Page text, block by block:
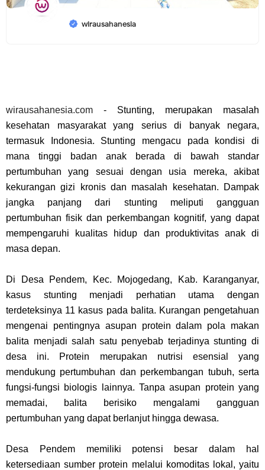
wirausahanesia
wirausahanesia.com - Stunting, merupakan masalah
kesehatan masyarakat yang serius di banyak negara,
termasuk Indonesia. Stunting mengacu pada kondisi di
mana tinggi badan anak berada di bawah standar
pertumbuhan yang sesuai dengan usia mereka, akibat
kekurangan gizi kronis dan masalah kesehatan. Dampak
jangka panjang dari stunting meliputi gangguan
pertumbuhan fisik dan perkembangan kognitif, yang dapat
mempengaruhi kualitas hidup dan produktivitas anak di
masa depan.
Di Desa Pendem, Kec. Mojogedang, Kab. Karanganyar,
kasus stunting menjadi perhatian utama dengan
terdeteksinya 11 kasus pada balita. Kurangan pengetahuan
mengenai pentingnya asupan protein dalam pola makan
balita menjadi salah satu penyebab terjadinya stunting di
desa ini. Protein merupakan nutrisi esensial yang
mendukung pertumbuhan dan perkembangan tubuh, serta
fungsi-fungsi biologis lainnya. Tanpa asupan protein yang
memadai, balita berisiko mengalami gangguan
pertumbuhan yang dapat berlanjut hingga dewasa.
Desa Pendem memiliki potensi besar dalam hal
ketersediaan sumber protein melalui komoditas lokal, yaitu